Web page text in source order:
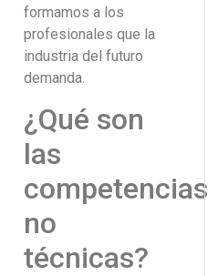
formamos a los
profesionales que la
industria del futuro
demanda.
¿Qué son
las
competencias
no
técnicas?